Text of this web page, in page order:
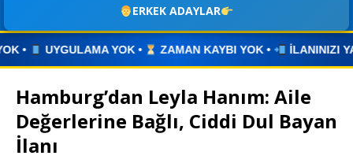
ERKEK ADAYLAR
YOK • İLANINIZI YAYINLAYIN • WHATSAPP ÜZERİNDEN
Hamburg’dan Leyla Hanım: Aile
Değerlerine Bağlı, Ciddi Dul Bayan
İlanı